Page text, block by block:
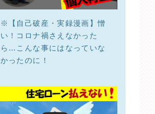
※【自己破産・実録漫画】憎
い！コロナ禍さえなかった
ら…こんな事にはなっていな
かったのに！